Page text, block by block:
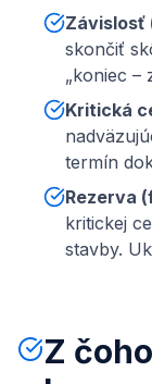
Závislosť
skončiť
„koniec –
Kritická
termín
Rezerva
kritickej
stavby.
Z